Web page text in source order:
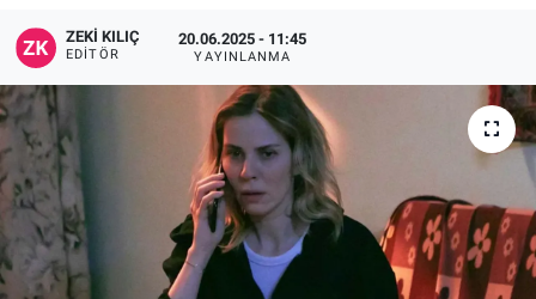
ZEKI KILIÇ
EDITÖR
20.06.2025 - 11:45
YAYINLANMA